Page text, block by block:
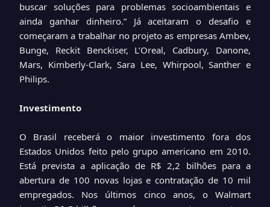
buscar soluções para problemas socioambientais e
ainda ganhar dinheiro.” Já aceitaram o desafio e
começaram a trabalhar no projeto as empresas Ambev,
Bunge, Reckit Benckiser, L’Oreal, Cadbury, Danone,
Mars, Kimberly-Clark, Sara Lee, Whirpool, Santher e
Philips.
Investimento
O Brasil receberá o maior investimento fora dos
Estados Unidos feito pelo grupo americano em 2010.
Está prevista a aplicação de R$ 2,2 bilhões para a
abertura de 100 novas lojas e contratação de 10 mil
empregados. Nos últimos cinco anos, o Walmart